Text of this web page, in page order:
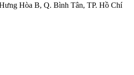
Hòa B, Q. Bình Tân, TP. Hồ Chí